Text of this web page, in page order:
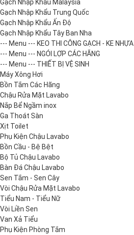
Gạch Nhập Khẩu Malaysia
Gạch Nhập Khẩu Trung Quốc
Gạch Nhập Khẩu Ấn Độ
Gạch Nhập Khẩu Tây Ban Nha
--- Menu --- KEO THI CÔNG GẠCH - KE NHỰA
--- Menu --- NGÓI LỢP CÁC HÃNG
--- Menu --- THIẾT BỊ VỆ SINH
Máy Xông Hơi
Bồn Tắm Các Hãng
Chậu Rửa Mặt Lavabo
Nắp Bể Ngầm inox
Ga Thoát Sàn
Xịt Toilet
Phụ Kiện Chậu Lavabo
Bồn Cầu - Bệ Bệt
Bộ Tủ Chậu Lavabo
Bàn Đá Chậu Lavabo
Sen Tắm - Sen Cây
Vòi Chậu Rửa Mặt Lavabo
Tiểu Nam - Tiểu Nữ
Vòi Liền Sen
Van Xả Tiểu
Phụ Kiện Phòng Tắm